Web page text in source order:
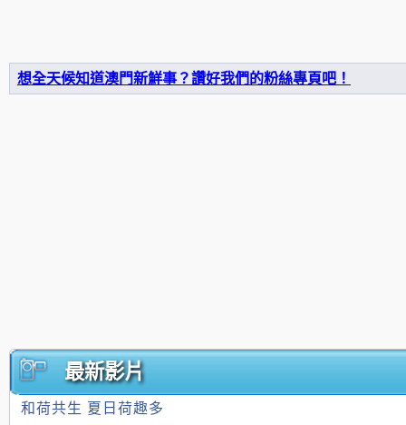
想全天候知道澳門新鮮事？讚好我們的粉絲專頁吧！
最新影片
和荷共生 夏日荷趣多